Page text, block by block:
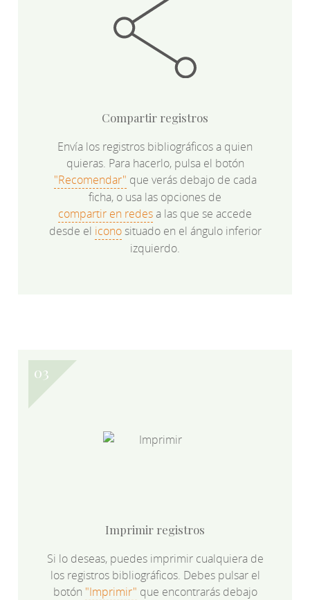
Compartir registros
Envía los registros bibliográficos a quien
quieras. Para hacerlo, pulsa el botón
"Recomendar" que verás debajo de cada
ficha, o usa las opciones de
compartir en redesa las que se accede
desde el iconosituado en el ángulo inferior
izquierdo.
Imprimir registros
Si lo deseas, puedes imprimir cualquiera de
los registros bibliográficos. Debes pulsar el
botón "Imprimir" que encontrarás debajo